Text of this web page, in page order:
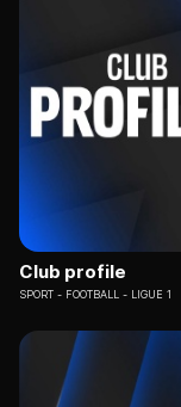
Club profile
SPORT FOOTBALL - LIGUE 1